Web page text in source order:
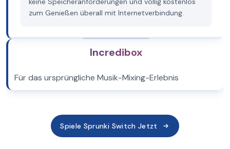
zum Genießen überall mit Internetverbindung.
Incredibox
Für das ursprüngliche Musik-Mixing-Erlebnis
Spiele Sprunki Switch Jetzt